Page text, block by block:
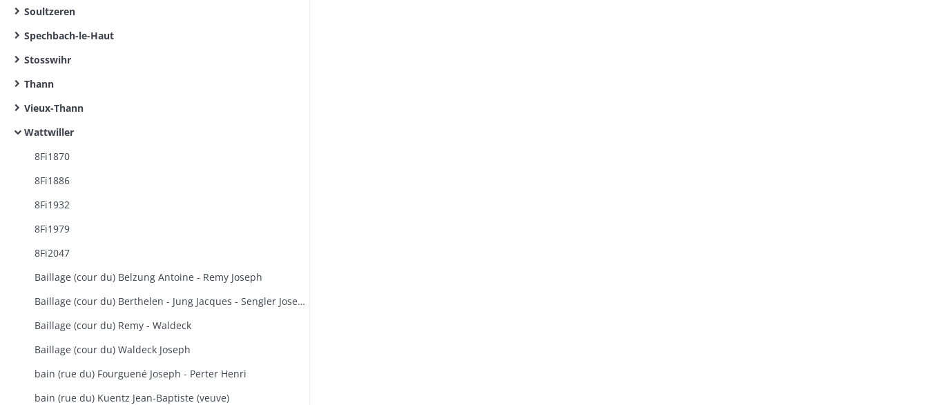
Soultzeren
Spechbach-le-Haut
Stosswihr
Thann
Vieux-Thann
Wattwiller
8Fi1870
8Fi1886
8Fi1932
8Fi1979
8Fi2047
Baillage (cour du) Belzung Antoine - Remy Joseph
Baillage (cour du) Berthelen - Jung Jacques - Sengler Joseph - Jordan
Baillage (cour du) Remy - Waldeck
Baillage (cour du) Waldeck Joseph
bain (rue du) Fourguené Joseph - Perter Henri
bain (rue du) Kuentz Jean-Baptiste (veuve)